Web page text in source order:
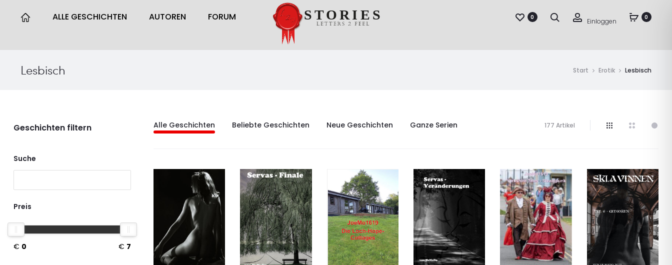
ALLE GESCHICHTEN AUTOREN FORUM 0 Suche Account
Einloggen 0
Lesbisch Start Erotik Lesbisch
Alle Geschichten Beliebte Geschichten Neue Geschichten Ganze Serien 177 Artikel
Geschichten filtern
Suche
Preis
€ 0 € 7